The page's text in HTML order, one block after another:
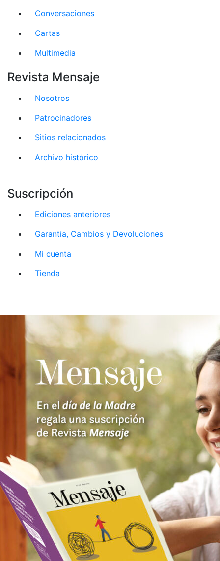
Conversaciones
Cartas
Multimedia
Revista Mensaje
Nosotros
Patrocinadores
Sitios relacionados
Archivo histórico
Suscripción
Ediciones anteriores
Garantía, Cambios y Devoluciones
Mi cuenta
Tienda